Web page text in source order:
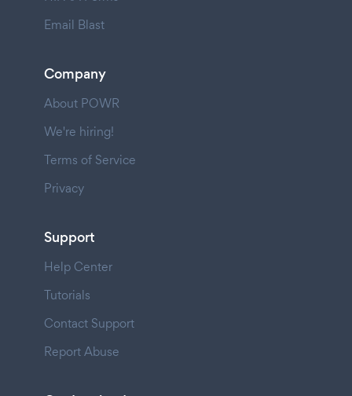
Email Blast
Company
About POWR
We're hiring!
Terms of Service
Privacy
Support
Help Center
Tutorials
Contact Support
Report Abuse